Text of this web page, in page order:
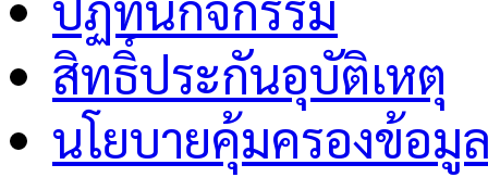
สิทธิ์ประกันอุบัติเหตุ
นโยบายคุ้มครองข้อ